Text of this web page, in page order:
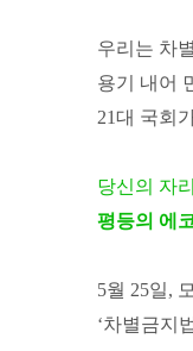
우리는 차
용기 내어
21대 국회
당신의 자
평등의 에
5월 25일,
‘차별금지